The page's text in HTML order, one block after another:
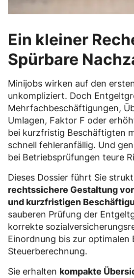
Ein kleiner
Spürbare
Minijobs wirken auf den
unkompliziert. Doch
Mehrfachbeschäftigungen,
Umlagen, Faktor F oder
bei kurzfristig Beschäftigten
schnell fehleranfällig. Und
bei Betriebsprüfungen teure
Dieses Dossier führt Sie
rechtssichere Gestaltung
und kurzfristigen
sauberen Prüfung der
korrekte
Einordnung bis zur optimalen
Steuerberechnung.
Sie erhalten kompakte